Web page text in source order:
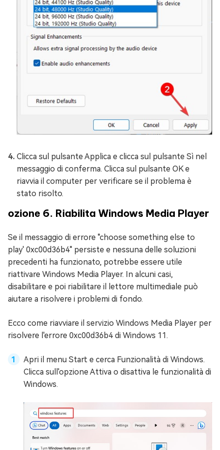
Clicca sul pulsante Applica e clicca sul pulsante Sì nel
messaggio di conferma. Clicca sul pulsante OK e
riavvia il computer per verificare se il problema è
stato risolto.
ozione 6. Riabilita Windows Media Player
Se il messaggio di errore "choose something else to
play' 0xc00d36b4" persiste e nessuna delle soluzioni
precedenti ha funzionato, potrebbe essere utile
riattivare Windows Media Player. In alcuni casi,
disabilitare e poi riabilitare il lettore multimediale può
aiutare a risolvere i problemi di fondo.
Ecco come riavviare il servizio Windows Media Player per
risolvere l'errore 0xc00d36b4 di Windows 11.
Apri il menu Start e cerca Funzionalità di Windows.
Clicca sull'opzione Attiva o disattiva le funzionalità di
Windows.